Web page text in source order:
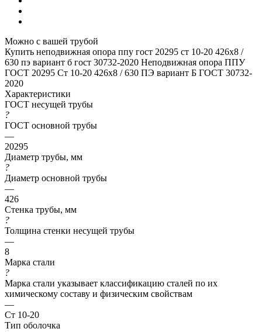
Можно с вашей трубой
Купить неподвижная опора ппу гост 20295 ст 10-20 426x8 /
630 пэ вариант б гост 30732-2020 Неподвижная опора ППУ
ГОСТ 20295 Ст 10-20 426x8 / 630 ПЭ вариант Б ГОСТ 30732-
2020
Характеристики
ГОСТ несущей трубы
?
ГОСТ основной трубы
—
20295
Диаметр трубы, мм
?
Диаметр основной трубы
—
426
Стенка трубы, мм
?
Толщина стенки несущей трубы
—
8
Марка стали
?
Марка стали указывает классификацию сталей по их
химическому составу и физическим свойствам
—
Ст 10-20
Тип оболочка